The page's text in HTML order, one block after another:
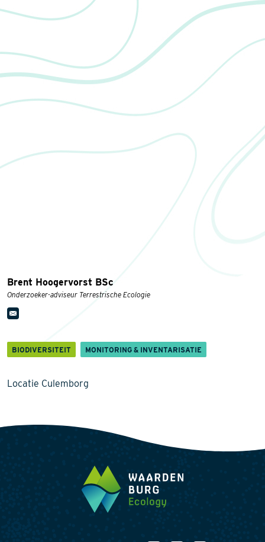
Brent Hoogervorst BSc
Onderzoeker-adviseur Terrestrische Ecologie
BIODIVERSITEIT MONITORING & INVENTARISATIE
Locatie Culemborg